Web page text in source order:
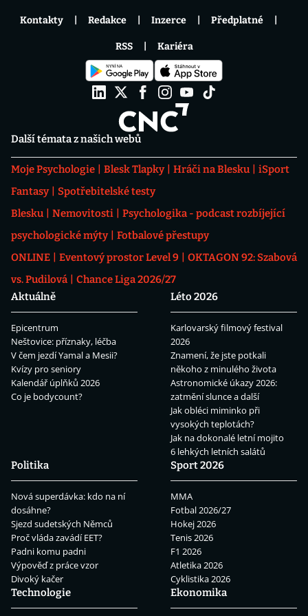
Další témata z našich webů
Moje Psychologie Blesk Tlapky Hráči na Blesku
iSport
Fantasy
Spotřebitelské testy
Blesku
Nemovitosti
Psychologika - podcast rozbíjející
psychologické mýty
Fotbalové přestupy
ONLINE
Eventový prostor Level 9
OKTAGON 92: Szabová
vs. Pudilová
Chance Liga 2026/27
Aktuálně
Epicentrum
Neštovice: příznaky, léčba
V čem jezdí Yamal a Mesii?
Kvízy pro seniory
Kalendář úplňků 2026
Co je bodycount?
Léto 2026
Karlovarský filmový festival
2026
Znamení, že jste potkali
někoho z minulého života
Astronomické úkazy 2026:
zatmění slunce a další
Jak obléci miminko při
vysokých teplotách?
Jak na dokonalé letní mojito
6 lehkých letních salátů
Politika
Nová superdávka: kdo na ní
dosáhne?
Sjezd sudetských Němců
Proč vláda zavádí EET?
Padni komu padni
Výpověď z práce vzor
Divoký kačer
Sport 2026
MMA
Fotbal 2026/27
Hokej 2026
Tenis 2026
F1 2026
Atletika 2026
Cyklistika 2026
Technologie
Ekonomika
Kontakty Redakce Inzerce Předplatné
RSS Kariéra